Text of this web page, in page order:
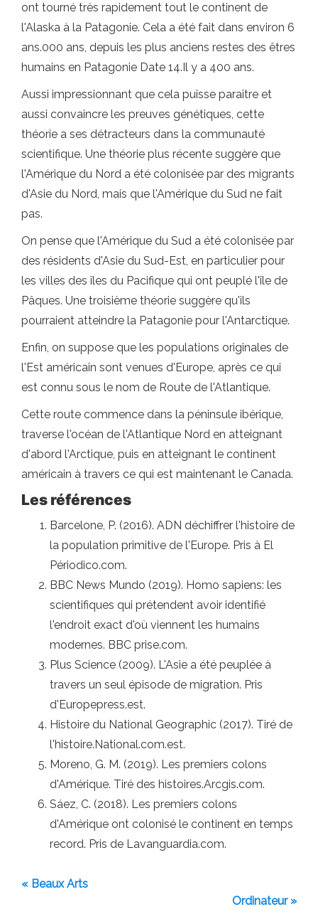
ont tourné très rapidement tout le continent de
l'Alaska à la Patagonie. Cela a été fait dans environ 6
ans.000 ans, depuis les plus anciens restes des êtres
humains en Patagonie Date 14.Il y a 400 ans.
Aussi impressionnant que cela puisse paraître et
aussi convaincre les preuves génétiques, cette
théorie a ses détracteurs dans la communauté
scientifique. Une théorie plus récente suggère que
l'Amérique du Nord a été colonisée par des migrants
d'Asie du Nord, mais que l'Amérique du Sud ne fait
pas.
On pense que l'Amérique du Sud a été colonisée par
des résidents d'Asie du Sud-Est, en particulier pour
les villes des îles du Pacifique qui ont peuplé l'île de
Pâques. Une troisième théorie suggère qu'ils
pourraient atteindre la Patagonie pour l'Antarctique.
Enfin, on suppose que les populations originales de
l'Est américain sont venues d'Europe, après ce qui
est connu sous le nom de Route de l'Atlantique.
Cette route commence dans la péninsule ibérique,
traverse l'océan de l'Atlantique Nord en atteignant
d'abord l'Arctique, puis en atteignant le continent
américain à travers ce qui est maintenant le Canada.
Les références
Barcelone, P. (2016). ADN déchiffrer l'histoire de
la population primitive de l'Europe. Pris à El
Périodico.com.
BBC News Mundo (2019). Homo sapiens: les
scientifiques qui prétendent avoir identifié
l'endroit exact d'où viennent les humains
modernes. BBC prise.com.
Plus Science (2009). L'Asie a été peuplée à
travers un seul épisode de migration. Pris
d'Europepress.est.
Histoire du National Geographic (2017). Tiré de
l'histoire.National.com.est.
Moreno, G. M. (2019). Les premiers colons
d'Amérique. Tiré des histoires.Arcgis.com.
Sáez, C. (2018). Les premiers colons
d'Amérique ont colonisé le continent en temps
record. Pris de Lavanguardia.com.
« Beaux Arts
Ordinateur »